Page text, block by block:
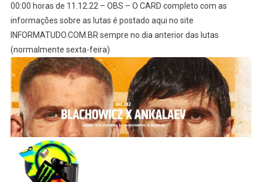
00:00 horas de 11.12.22 – OBS – O CARD completo com as
informações sobre as lutas é postado aqui no site
INFORMATUDO.COM.BR sempre no dia anterior das lutas
(normalmente sexta-feira)